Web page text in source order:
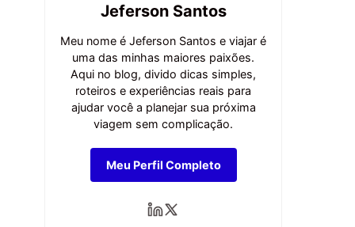
Jeferson Santos
Meu nome é Jeferson Santos e viajar é
uma das minhas maiores paixões.
Aqui no blog, divido dicas simples,
roteiros e experiências reais para
ajudar você a planejar sua próxima
viagem sem complicação.
Meu Perfil Completo